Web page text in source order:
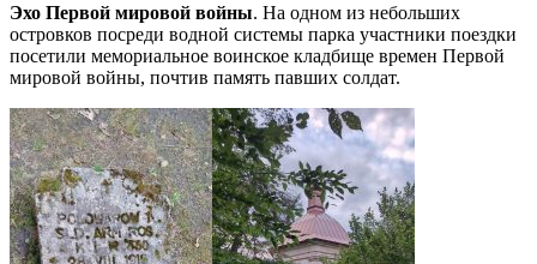
Эхо Первой мировой войны. На одном из небольших
островков посреди водной системы парка участники поездки
посетили мемориальное воинское кладбище времен Первой
мировой войны, почтив память павших солдат.